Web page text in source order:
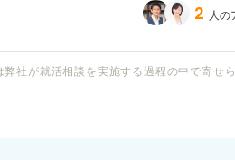
2 人の
社が就活相談を実施する過程の中で寄せ